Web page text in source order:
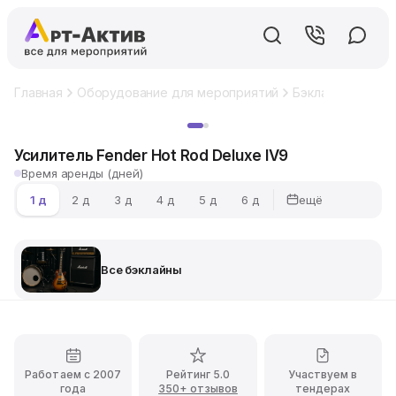
Главная Оборудование для мероприятий Бэклайны
Усилитель Fender Hot Rod Deluxe IV9
Время аренды (дней)
1 д
2 д 3 д 4 д 5 д 6 д ещё
Все бэклайны
Работаем с 2007
года
Рейтинг 5.0
350+ отзывов
Участвуем в
тендерах